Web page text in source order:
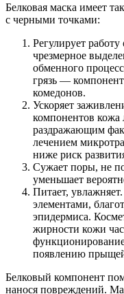
Белковая маска имеет
с черными точками:
Регулирует
чрезмерное
обменного
грязь —
комедонов.
Ускоряет
компонентов
раздражающим
лечением
ниже риск
Сужает поры, не
уменьшает
Питает,
элементами,
эпидермиса.
жирности кожи
появлению
Белковый компонент
нанося повреждений.